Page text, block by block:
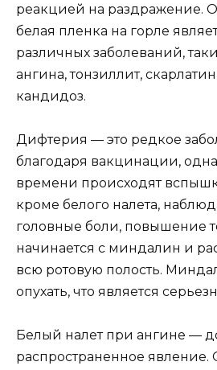
реакцией на раздражение.
белая пленка на горле
различных заболеваний,
ангина, тонзиллит,
кандидоз.
Дифтерия — это редкое
благодаря вакцинации,
времени происходят
кроме белого налета,
головные боли, повышение
начинается с миндалин и
всю ротовую полость.
опухать, что является
Белый налет при ангине —
распространенное явление.